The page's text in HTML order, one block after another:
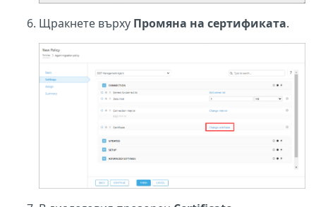
Щракнете върху Промяна на сертификата.